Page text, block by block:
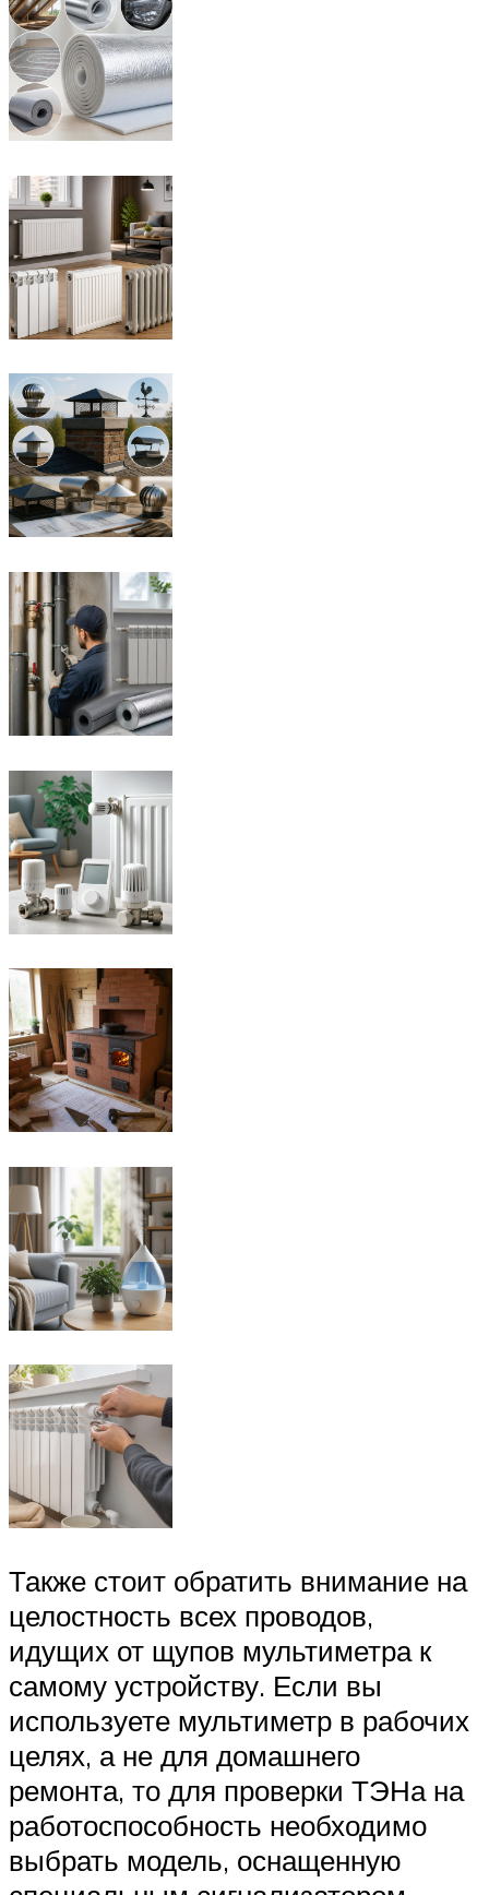
Также стоит обратить внимание на
целостность всех проводов,
идущих от щупов мультиметра к
самому устройству. Если вы
используете мультиметр в рабочих
целях, а не для домашнего
ремонта, то для проверки ТЭНа на
работоспособность необходимо
выбрать модель, оснащенную